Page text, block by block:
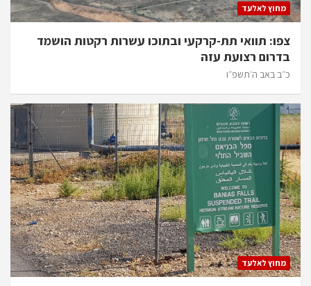
מחוץ לאלעד
צפו: תוואי תת-קרקעי ובתוכו עשרות רקטות הושמד
בדרום רצועת עזה
כ״ב באב ה׳תשפ״ו
מחוץ לאלעד